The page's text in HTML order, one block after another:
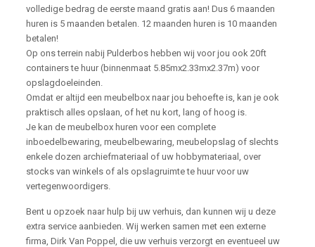
volledige bedrag de eerste maand gratis aan! Dus 6 maanden
huren is 5 maanden betalen. 12 maanden huren is 10 maanden
betalen!
Op ons terrein nabij Pulderbos hebben wij voor jou ook 20ft
containers te huur (binnenmaat 5.85mx2.33mx2.37m) voor
opslagdoeleinden.
Omdat er altijd een meubelbox naar jou behoefte is, kan je ook
praktisch alles opslaan, of het nu kort, lang of hoog is.
Je kan de meubelbox huren voor een complete
inboedelbewaring, meubelbewaring, meubelopslag of slechts
enkele dozen archiefmateriaal of uw hobbymateriaal, over
stocks van winkels of als opslagruimte te huur voor uw
vertegenwoordigers.
Bent u opzoek naar hulp bij uw verhuis, dan kunnen wij u deze
extra service aanbieden. Wij werken samen met een externe
firma, Dirk Van Poppel, die uw verhuis verzorgt en eventueel uw